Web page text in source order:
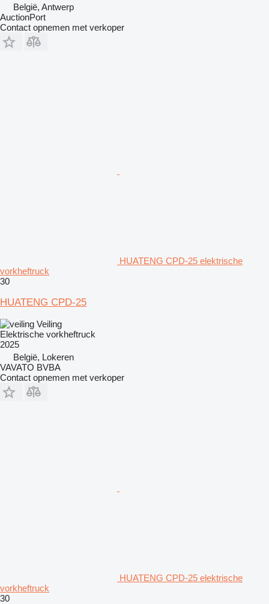
België, Antwerp
AuctionPort
Contact opnemen met verkoper
HUATENG CPD-25 elektrische
vorkheftruck
30
HUATENG CPD-25
Veiling
Elektrische vorkheftruck
2025
België, Lokeren
VAVATO BVBA
Contact opnemen met verkoper
HUATENG CPD-25 elektrische
vorkheftruck
30